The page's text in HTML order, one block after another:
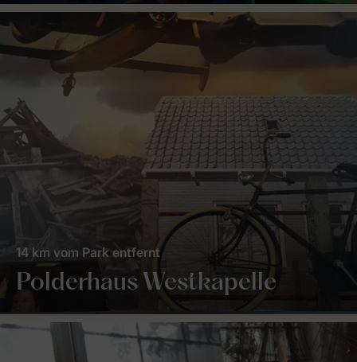
Polderhaus Westkapelle
14 km vom Park entfernt